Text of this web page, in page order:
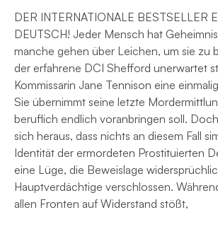
DER INTERNATIONALE BESTSELLER
DEUTSCH! Jeder Mensch hat
manche gehen über Leichen, um sie zu
der erfahrene DCI Shefford unerwartet
Kommissarin Jane Tennison eine
Sie übernimmt seine letzte
beruflich endlich voranbringen soll.
sich heraus, dass nichts an diesem Fall
Identität der ermordeten Prostituierten
eine Lüge, die Beweislage
Hauptverdächtige verschlossen.
allen Fronten auf Widerstand stößt,